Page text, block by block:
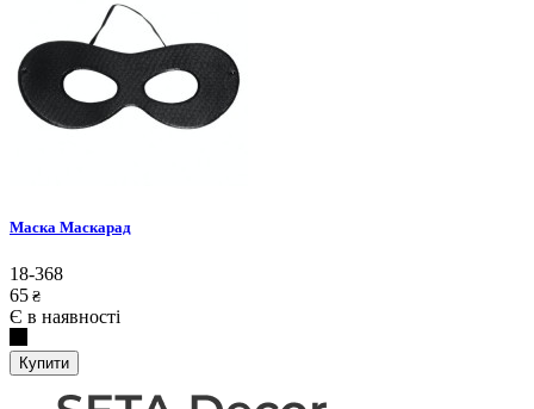
Маска Маскарад
18-368
65 ₴
Є в наявності
Купити